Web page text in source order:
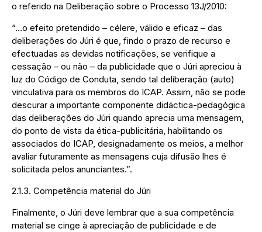
o referido na Deliberação sobre o Processo 13J/2010:
“…o efeito pretendido – célere, válido e eficaz – das
deliberações do Júri é que, findo o prazo de recurso e
efectuadas as devidas notificações, se verifique a
cessação – ou não – da publicidade que o Júri apreciou à
luz do Código de Conduta, sendo tal deliberação (auto)
vinculativa para os membros do ICAP. Assim, não se pode
descurar a importante componente didáctica-pedagógica
das deliberações do Júri quando aprecia uma mensagem,
do ponto de vista da ética-publicitária, habilitando os
associados do ICAP, designadamente os meios, a melhor
avaliar futuramente as mensagens cuja difusão lhes é
solicitada pelos anunciantes.”.
2.1.3. Competência material do Júri
Finalmente, o Júri deve lembrar que a sua competência
material se cinge à apreciação de publicidade e de